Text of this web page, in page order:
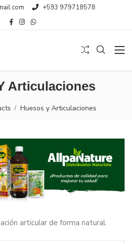
+593 979718578
Articulaciones
Huesos y Articulaciones
articular de forma natural.